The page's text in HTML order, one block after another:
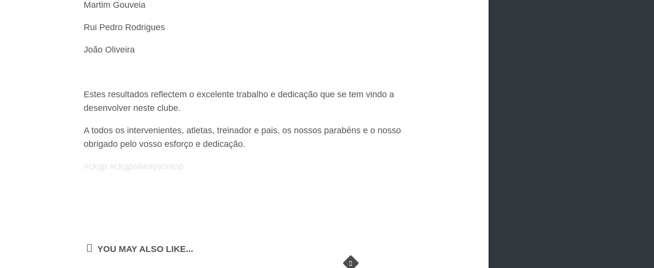
Martim Gouveia
Rui Pedro Rodrigues
João Oliveira
Estes resultados reflectem o excelente trabalho e dedicação que se tem vindo a
desenvolver neste clube.
A todos os intervenientes, atletas, treinador e pais, os nossos parabéns e o nosso
obrigado pelo vosso esforço e dedicação.
#ckgp #ckgpallwaysontop
YOU MAY ALSO LIKE...